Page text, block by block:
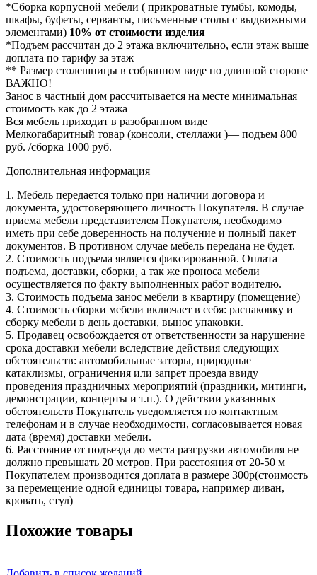
*Сборка корпусной мебели ( прикроватные тумбы, комоды,
шкафы, буфеты, серванты, письменные столы с выдвижными
элементами) 10% от стоимости изделия
*Подъем рассчитан до 2 этажа включительно, если этаж выше
доплата по тарифу за этаж
** Размер столешницы в собранном виде по длинной стороне
ВАЖНО!
Занос в частный дом рассчитывается на месте минимальная
стоимость как до 2 этажа
Вся мебель приходит в разобранном виде
Мелкогабаритный товар (консоли, стеллажи )— подъем 800
руб. /сборка 1000 руб.
Дополнительная информация
1. Мебель передается только при наличии договора и
документа, удостоверяющего личность Покупателя. В случае
приема мебели представителем Покупателя, необходимо
иметь при себе доверенность на получение и полный пакет
документов. В противном случае мебель передана не будет.
2. Стоимость подъема является фиксированной. Оплата
подъема, доставки, сборки, а так же проноса мебели
осуществляется по факту выполненных работ водителю.
3. Стоимость подъема занос мебели в квартиру (помещение)
4. Стоимость сборки мебели включает в себя: распаковку и
сборку мебели в день доставки, вынос упаковки.
5. Продавец освобождается от ответственности за нарушение
срока доставки мебели вследствие действия следующих
обстоятельств: автомобильные заторы, природные
катаклизмы, ограничения или запрет проезда ввиду
проведения праздничных мероприятий (праздники, митинги,
демонстрации, концерты и т.п.). О действии указанных
обстоятельств Покупатель уведомляется по контактным
телефонам и в случае необходимости, согласовывается новая
дата (время) доставки мебели.
6. Расстояние от подъезда до места разгрузки автомобиля не
должно превышать 20 метров. При расстояния от 20-50 м
Покупателем производится доплата в размере 300р(стоимость
за перемещение одной единицы товара, например диван,
кровать, стул)
Похожие товары